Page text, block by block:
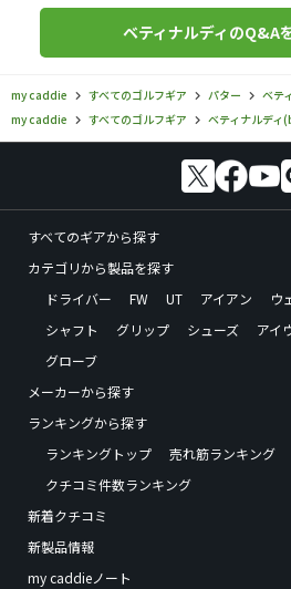
ベティナルディのQ&A
my caddie すべてのゴルフギア パター ベテ
my caddie
すべてのゴルフギア ベティナルデ
すべてのギアから探す
カテゴリから製品を探す
ドライバー
FW UT アイアン ウ
シャフト
グリップ シューズ アイ
グローブ
メーカーから探す
ランキングから探す
ランキングトップ
売れ筋ランキング
クチコミ件数ランキング
新着クチコミ
新製品情報
my caddieノート